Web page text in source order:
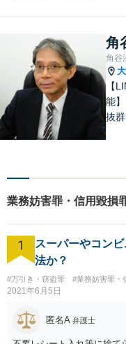
ク
き
適
角
角谷
【
能
抜
ト
／
／
業務妨害罪・信用毀損
1
スーパーやコン
法か？
#万引き・窃盗罪 #業務妨害罪・
2021年6月5日
匿名A 弁護士